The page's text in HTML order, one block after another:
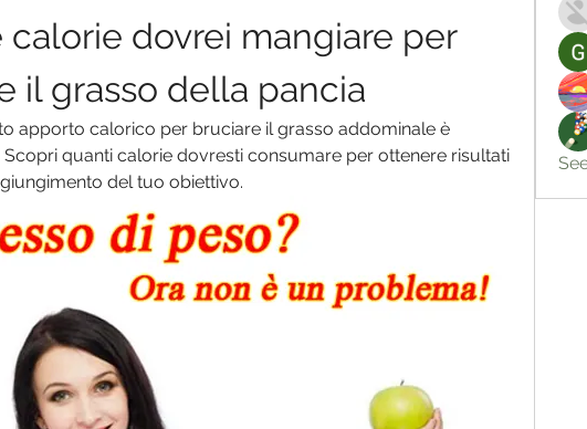
calorie dovrei mangiare per
il grasso della pancia
apporto calorico per bruciare il grasso addominale è
quanti calorie dovresti consumare per ottenere risultati
del tuo obiettivo.